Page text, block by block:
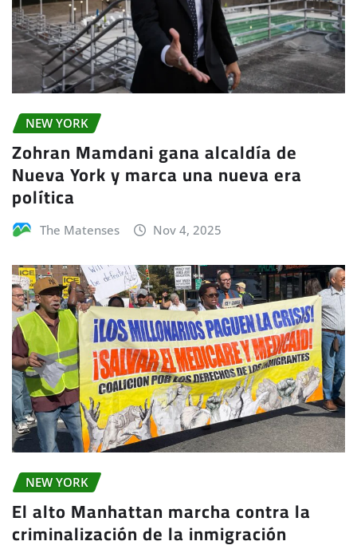
NEW YORK
Zohran Mamdani gana alcaldía de
Nueva York y marca una nueva era
política
The Matenses Nov 4, 2025
NEW YORK
El alto Manhattan marcha contra la
criminalización de la inmigración